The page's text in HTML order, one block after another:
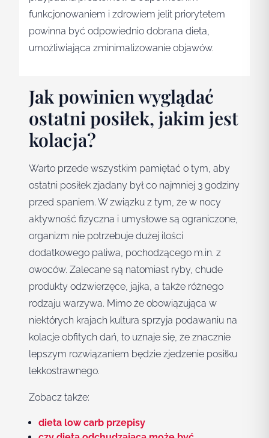
funkcjonowaniem i zdrowiem jelit priorytetem
powinna być odpowiednio dobrana dieta,
umożliwiająca zminimalizowanie objawów.
Jak powinien wyglądać
ostatni posiłek, jakim jest
kolacja?
Warto przede wszystkim pamiętać o tym, aby
ostatni posiłek zjadany był co najmniej 3 godziny
przed spaniem. W związku z tym, że w nocy
aktywność fizyczna i umysłowe są ograniczone,
organizm nie potrzebuje dużej ilości
dodatkowego paliwa, pochodzącego m.in. z
owoców. Zalecane są natomiast ryby, chude
produkty odzwierzęce, jajka, a także różnego
rodzaju warzywa. Mimo że obowiązująca w
niektórych krajach kultura sprzyja podawaniu na
kolacje obfitych dań, to uznaje się, że znacznie
lepszym rozwiązaniem będzie zjedzenie posiłku
lekkostrawnego.
Zobacz także:
dieta low carb przepisy